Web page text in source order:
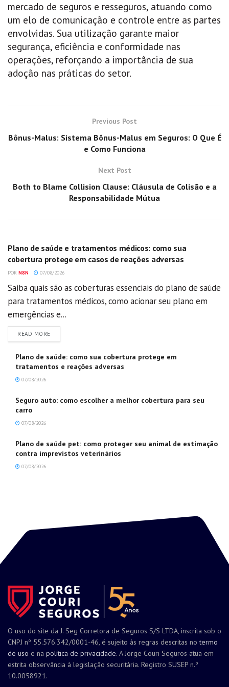
mercado de seguros e resseguros, atuando como
um elo de comunicação e controle entre as partes
envolvidas. Sua utilização garante maior
segurança, eficiência e conformidade nas
operações, reforçando a importância de sua
adoção nas práticas do setor.
Previous Post
Bônus-Malus: Sistema Bônus-Malus em Seguros: O Que É
e Como Funciona
Next Post
Both to Blame Collision Clause: Cláusula de Colisão e a
Responsabilidade Mútua
Plano de saúde e tratamentos médicos: como sua
cobertura protege em casos de reações adversas
POR N8N 07/08/2026
Saiba quais são as coberturas essenciais do plano de saúde
para tratamentos médicos, como acionar seu plano em
emergências e...
READ MOREDETAILS
Plano de saúde: como sua cobertura protege em
tratamentos e reações adversas
07/08/2026
Seguro auto: como escolher a melhor cobertura para seu
carro
07/08/2026
Plano de saúde pet: como proteger seu animal de estimação
contra imprevistos veterinários
07/08/2026
O uso do site da J. Seg Corretora de Seguros S/S LTDA, inscrita sob o
CNPJ nº 55.576.342/0001-46, é sujeito às regras descritas notermo
de uso e na política de privacidade. A Jorge Couri Seguros atua em
estrita observância à legislação securitária. Registro SUSEP n.º
10.0058921.